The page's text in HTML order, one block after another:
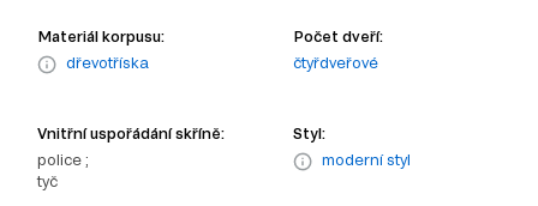
Materiál korpusu:
dřevotříska
Počet dveří:
čtyřdveřové
Vnitřní uspořádání skříně:
police ;
tyč
Styl:
moderní styl